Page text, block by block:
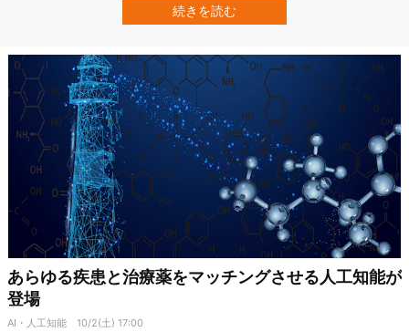
学とワシントン大学の研究チームは、新たな研究でこの技術を大き
くアップデートさせ、塩粒サイズのカメラで50万倍のサイズがある
続きを読む
あらゆる疾患と治療薬をマッチングさせる人工知能が
登場
AI・人工知能 10/2(土) 17:00